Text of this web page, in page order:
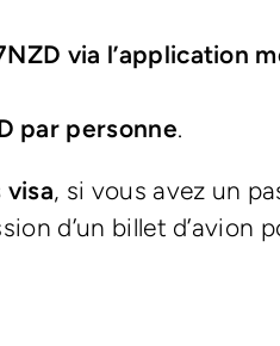
via l’application
par personne.
visa, si vous avez un
d’un billet d’avion